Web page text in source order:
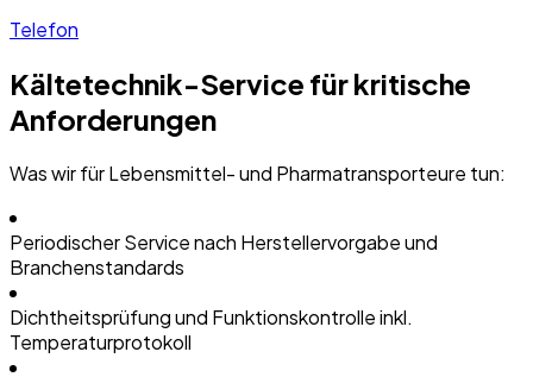
Telefon
Kältetechnik-Service für kritische
Anforderungen
Was wir für Lebensmittel- und Pharmatransporteure tun:
Periodischer Service nach Herstellervorgabe und
Branchenstandards
Dichtheitsprüfung und Funktionskontrolle inkl.
Temperaturprotokoll